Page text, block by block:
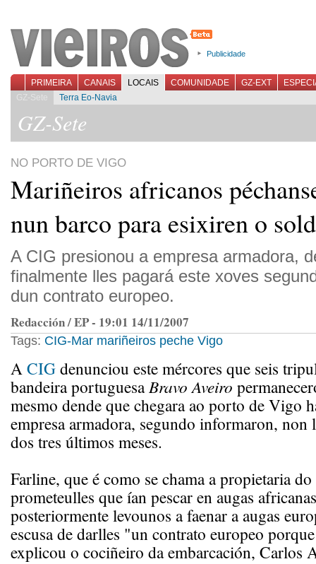
Publicidade
PRIMEIRA CANAIS LOCAIS COMUNIDADE GZ-EXT
GZ-Sete
Terra Eo-Navia
GZ-Sete
NO PORTO DE VIGO
Mariñeiros africanos
nun barco para esixiren o
A CIG presionou a empresa armadora,
finalmente lles pagará este xoves
dun contrato europeo.
Redacción / EP - 19:01 14/11/2007
Tags: CIG-Mar mariñeiros peche Vigo
ACIGdenunciou este mércores que seis
bandeira portuguesaBravo Aveiro
mesmo dende que chegara ao porto de Vigo
empresa armadora, segundo informaron, non
dos tres últimos meses.
Farline, que é como se chama a propietaria
prometeulles que ían pescar en augas
posteriormente levounos a faenar a augas
escusa de darlles "un contrato europeo
explicou o cociñeiro da embarcación, Carlos